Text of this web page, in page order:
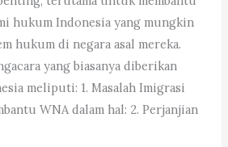
hukum Indonesia yang mungkin
hukum di negara asal mereka.
yang biasanya diberikan
meliputi: 1. Masalah Imigrasi
WNA dalam hal: 2. Perjanjian